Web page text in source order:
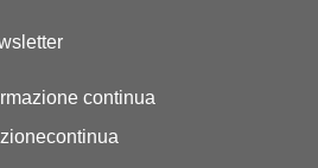
continua